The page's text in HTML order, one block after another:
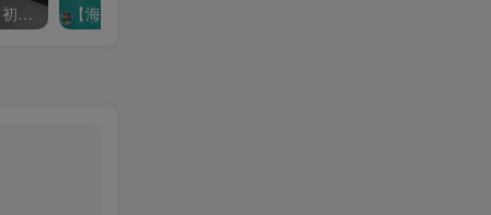
WordPress建站教程（小白初建WP必看）